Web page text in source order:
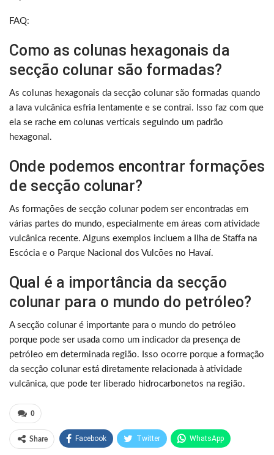
FAQ:
Como as colunas hexagonais da
secção colunar são formadas?
As colunas hexagonais da secção colunar são formadas quando
a lava vulcânica esfria lentamente e se contrai. Isso faz com que
ela se rache em colunas verticais seguindo um padrão
hexagonal.
Onde podemos encontrar formações
de secção colunar?
As formações de secção colunar podem ser encontradas em
várias partes do mundo, especialmente em áreas com atividade
vulcânica recente. Alguns exemplos incluem a Ilha de Staffa na
Escócia e o Parque Nacional dos Vulcões no Havaí.
Qual é a importância da secção
colunar para o mundo do petróleo?
A secção colunar é importante para o mundo do petróleo
porque pode ser usada como um indicador da presença de
petróleo em determinada região. Isso ocorre porque a formação
da secção colunar está diretamente relacionada à atividade
vulcânica, que pode ter liberado hidrocarbonetos na região.
0
Share Facebook Twitter WhatsApp